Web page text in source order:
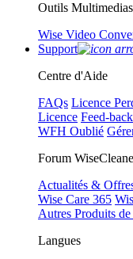
Outils Multimedias
Wise Video
Support
Centre d'Aide
FAQs Licence
Licence Feed-back
WFH Oublié
Forum
Actualités &
Wise Care 365
Autres Produits
Langues